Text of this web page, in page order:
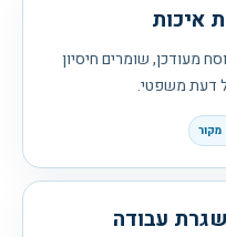
איכות
מעודכן, שומרים חיסיון
דעת משפטי.
מקור
עבודה